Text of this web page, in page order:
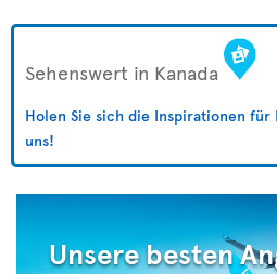
Sehenswert in Kanada
Holen Sie sich die Inspirationen
uns!
Unsere besten